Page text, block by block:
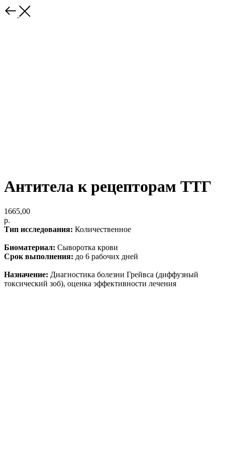
Антитела к рецепторам ТТГ
1665,00
р.
Тип исследования: Количественное
Биоматериал: Сыворотка крови
Срок выполнения: до 6 рабочих дней
Назначение: Диагностика болезни Грейвса (диффузный
токсический зоб), оценка эффективности лечения